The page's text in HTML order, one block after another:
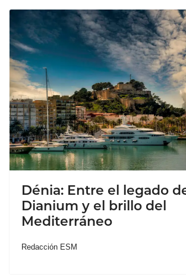
Dénia: Entre el legado
Dianium y el brillo del
Mediterráneo
Redacción ESM